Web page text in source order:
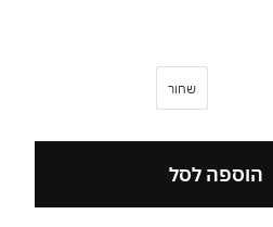
שחור
הוספה לסל